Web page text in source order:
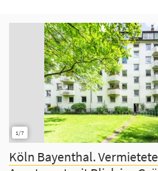
1/7
Köln Bayenthal.